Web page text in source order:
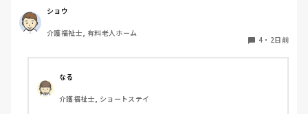
現在、私は「大きな声で、ゆっくり耳元でお話しする」とい
う方法で対応しています。
聞き取れると安心していただける方なので何とか理解しても
かり、痛めてしまうことがあります。
みなさんの職場で、このような方と関わる際に工夫している
ことや、喉に負担をかけずに意思疎通ができる良い方法など
ショウ
介護福祉士, 有料老人ホーム
4 ・ 2日前
なる
介護福祉士, ショートステイ